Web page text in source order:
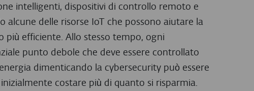
intelligenti, dispositivi di controllo remoto e
delle risorse IoT che possono aiutare la
più efficiente. Allo stesso tempo, ogni
punto debole che deve essere controllato
dimenticando la cybersecurity può essere
costare più di quanto si risparmia.